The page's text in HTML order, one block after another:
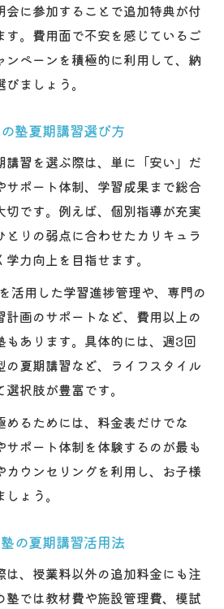
会に参加することで追加特典が付
す。費用面で不安を感じているご
ンペーンを積極的に利用して、納
ましょう。
塾夏期講習選び方
講習を選ぶ際は、単に「安い」だ
サポート体制、学習成果まで総合
切です。例えば、個別指導が充実
とりの弱点に合わせたカリキュラ
力向上を目指せます。
活用した学習進捗管理や、専門の
計画のサポートなど、費用以上の
もあります。具体的には、週3回
の夏期講習など、ライフスタイル
択肢が豊富です。
めるためには、料金表だけでな
サポート体制を体験するのが最も
カウンセリングを利用し、お子様
ょう。
の夏期講習活用法
は、授業料以外の追加料金にも注
塾では教材費や施設管理費、模試